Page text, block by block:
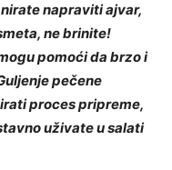
napraviti ajvar,
ne brinite!
pomoći da brzo i
pečene
proces pripreme,
uživate u salati